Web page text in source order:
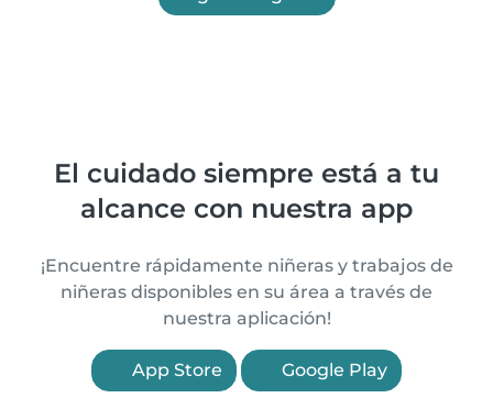
El cuidado siempre está a tu
alcance con nuestra app
¡Encuentre rápidamente niñeras y trabajos de
niñeras disponibles en su área a través de
nuestra aplicación!
App Store Google Play